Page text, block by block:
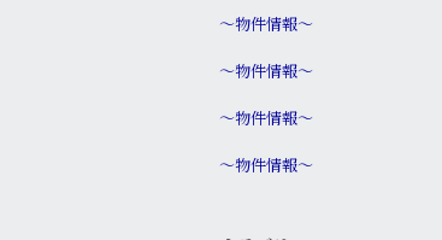
〜物件情報〜
〜物件情報〜
〜物件情報〜
〜物件情報〜